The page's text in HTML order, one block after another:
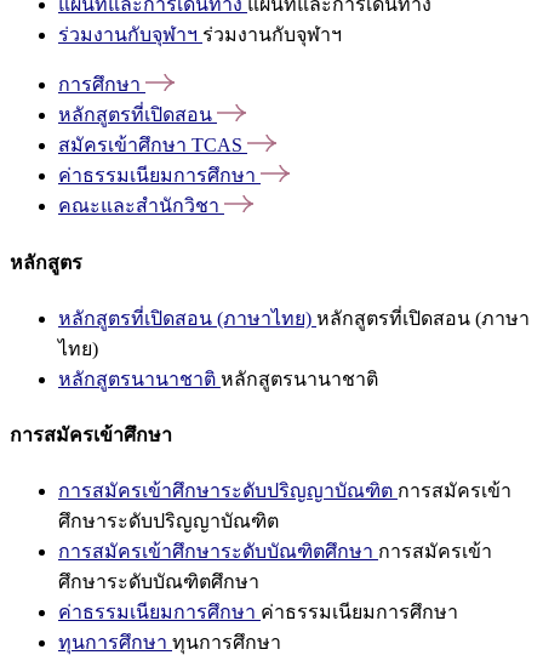
แผนที่และการเดินทาง แผนที่และการเดินทาง
ร่วมงานกับจุฬาฯ ร่วมงานกับจุฬาฯ
การศึกษา
หลักสูตรที่เปิดสอน
สมัครเข้าศึกษา TCAS
ค่าธรรมเนียมการศึกษา
คณะและสำนักวิชา
หลักสูตร
หลักสูตรที่เปิดสอน (ภาษาไทย) หลักสูตรที่เปิดสอน (ภาษา
ไทย)
หลักสูตรนานาชาติ หลักสูตรนานาชาติ
การสมัครเข้าศึกษา
การสมัครเข้าศึกษาระดับปริญญาบัณฑิต การสมัครเข้า
ศึกษาระดับปริญญาบัณฑิต
การสมัครเข้าศึกษาระดับบัณฑิตศึกษา การสมัครเข้า
ศึกษาระดับบัณฑิตศึกษา
ค่าธรรมเนียมการศึกษา ค่าธรรมเนียมการศึกษา
ทุนการศึกษา ทุนการศึกษา